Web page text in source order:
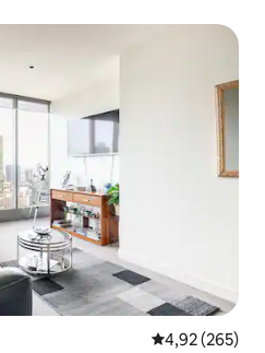
4,92 av 5 i
4,92 (265)